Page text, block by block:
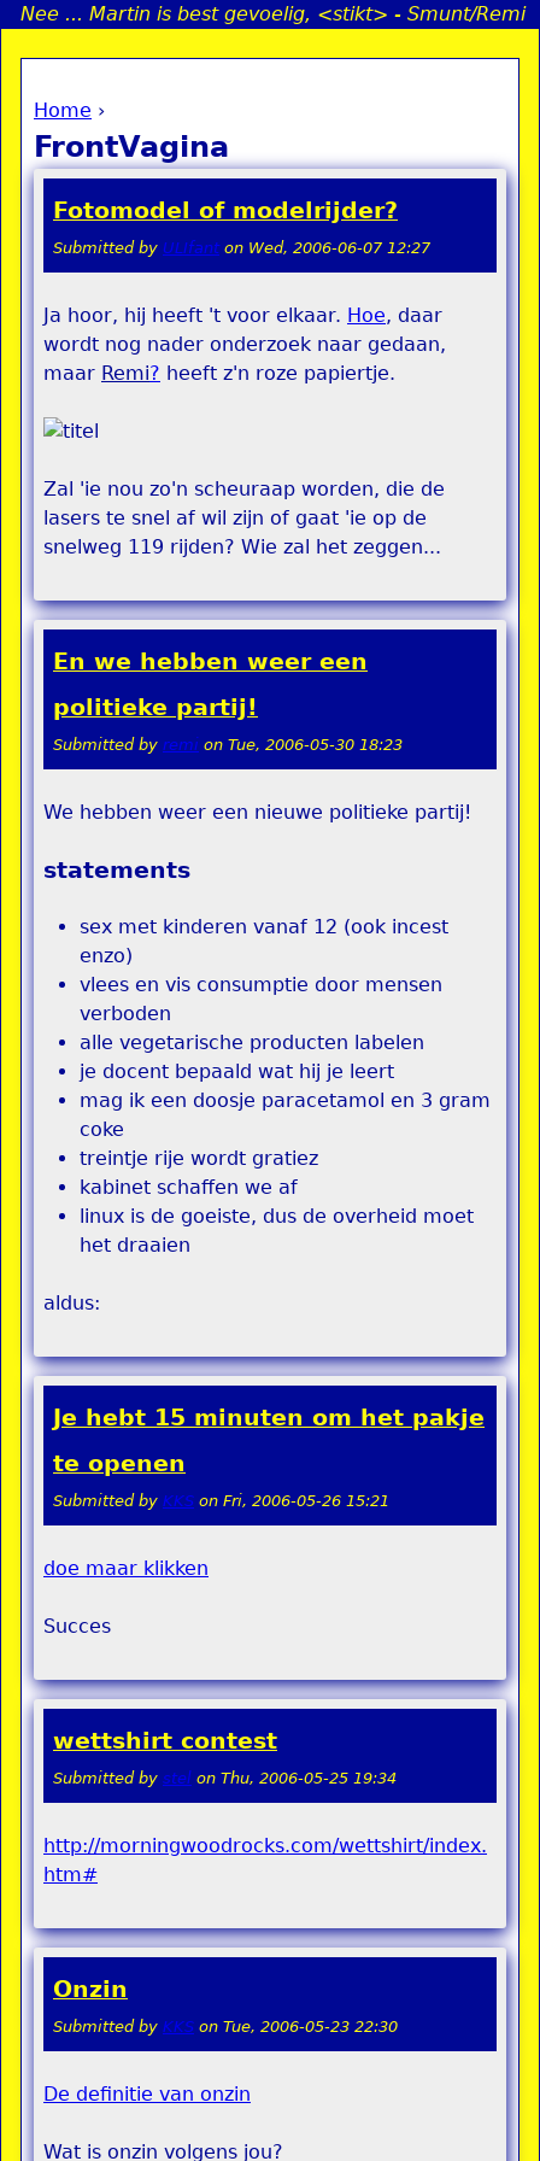
Jump to navigation
Nee ... Martin is best gevoelig, <stikt> - Smunt/Remi
You are here
Home ›
FrontVagina
Fotomodel of modelrijder?
Submitted by ULIfanton Wed, 2006-06-07 12:27
Ja hoor, hij heeft 't voor elkaar. Hoe, daar
wordt nog nader onderzoek naar gedaan,
maar Remi? heeft z'n roze papiertje.
Zal 'ie nou zo'n scheuraap worden, die de
lasers te snel af wil zijn of gaat 'ie op de
snelweg 119 rijden? Wie zal het zeggen...
En we hebben weer een
politieke partij!
Submitted by remi on Tue, 2006-05-30 18:23
We hebben weer een nieuwe politieke partij!
statements
sex met kinderen vanaf 12 (ook incest
enzo)
vlees en vis consumptie door mensen
verboden
alle vegetarische producten labelen
je docent bepaald wat hij je leert
mag ik een doosje paracetamol en 3 gram
coke
treintje rije wordt gratiez
kabinet schaffen we af
linux is de goeiste, dus de overheid moet
het draaien
aldus:
Je hebt 15 minuten om het pakje
te openen
Submitted by KKS on Fri, 2006-05-26 15:21
doe maar klikken
Succes
wettshirt contest
Submitted by stel on Thu, 2006-05-25 19:34
http://morningwoodrocks.com/wettshirt/index.
htm#
Onzin
Submitted by KKS on Tue, 2006-05-23 22:30
De definitie van onzin
Wat is onzin volgens jou?